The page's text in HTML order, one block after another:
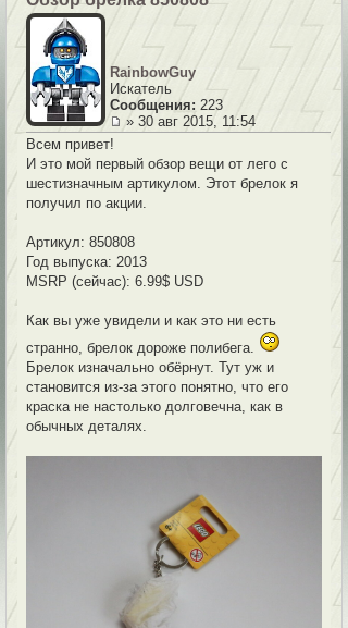
RainbowGuy
Искатель
Сообщения: 223
» 30 авг 2015, 11:54
Всем привет!
И это мой первый обзор вещи от лего с
шестизначным артикулом. Этот брелок я
получил по акции.
Артикул: 850808
Год выпуска: 2013
MSRP (сейчас): 6.99$ USD
Как вы уже увидели и как это ни есть
странно, брелок дороже полибега.
Брелок изначально обёрнут. Тут уж и
становится из-за этого понятно, что его
краска не настолько долговечна, как в
обычных деталях.